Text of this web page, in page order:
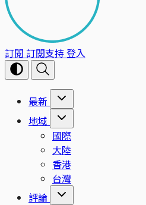
訂閱 訂閱支持登入
最新
地域
國際
大陸
香港
台灣
評論